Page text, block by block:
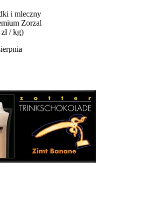
i mleczny
Zorzal
/ kg)